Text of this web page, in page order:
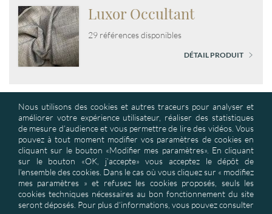
Luxor Occultant
29 références disponibles
DÉTAIL PRODUIT
ASD : Textile d’Ameublement et Produits de Décoration : solutions
industrielles pour baisser vos coûts matières de façon importante &
développer vos collections exclusives. Tissus techniques, de tissus non
feu M1
Nous utilisons des cookies et autres traceurs pour analyser et
améliorer votre expérience utilisateur, réaliser des statistiques
de mesure d’audience et vous permettre de lire des vidéos. Vous
pouvez à tout moment modifier vos paramètres de cookies en
cliquant sur le bouton «Modifier mes paramètres». En cliquant
sur le bouton «OK, j’accepte» vous acceptez le dépôt de
l’ensemble des cookies. Dans le cas où vous cliquez sur « modifiez
mes paramètres » et refusez les cookies proposés, seuls les
cookies techniques nécessaires au bon fonctionnement du site
seront déposés. Pour plus d’informations, vous pouvez consulter